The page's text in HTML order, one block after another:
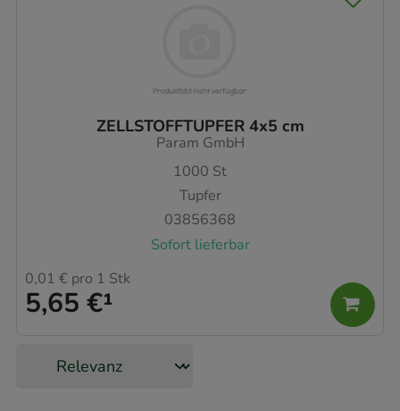
ZELLSTOFFTUPFER 4x5 cm
Param GmbH
1000 St
Tupfer
03856368
Sofort lieferbar
5,65 €¹
0,01 € pro 1 Stk